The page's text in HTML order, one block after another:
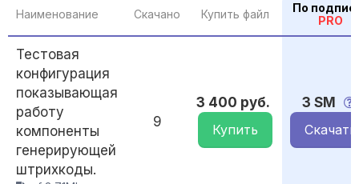
Наименование Скачано Купить файл
По
PRO
Тестовая
конфигурация
показывающая
работу
компоненты
генерирующей
штрихкоды.
9
3 400 руб.
Купить
3 SM
Скачать